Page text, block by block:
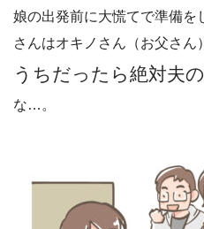
娘の出発前に大慌てで準備を
さんはオキノさん（お父さん
うちだったら絶対夫
な…。